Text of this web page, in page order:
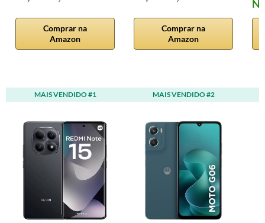
Comprar na
Amazon
Comprar na
Amazon
MAIS VENDIDO #1 MAIS VENDIDO #2